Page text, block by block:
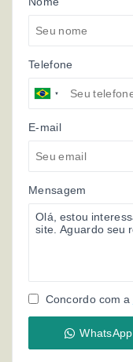
Telefone
E-mail
Mensagem
Concordo com a
WhatsApp